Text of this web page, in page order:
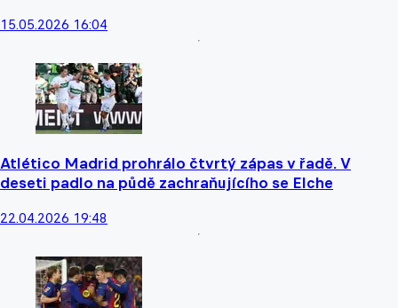
15.05.2026 16:04
Atlético Madrid prohrálo čtvrtý zápas v řadě. V
deseti padlo na půdě zachraňujícího se Elche
22.04.2026 19:48